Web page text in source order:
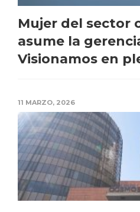
Mujer del sector
asume la
Visionamos en
11 MARZO, 2026